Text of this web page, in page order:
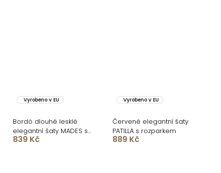
Vyrobeno v EU
Bordó dlouhé lesklé
elegantní šaty MADES se
zavazováním
839 Kč
Vyrobeno v EU
Červené elegantní šaty
PATILLA s rozparkem
889 Kč